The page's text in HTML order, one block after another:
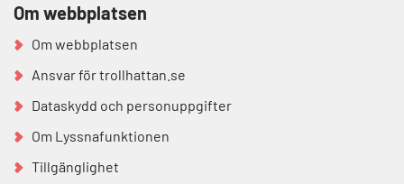
Om webbplatsen
Om webbplatsen
Ansvar för trollhattan.se
Dataskydd och personuppgifter
Om Lyssnafunktionen
Tillgänglighet